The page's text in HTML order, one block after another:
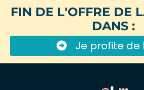
FIN DE L'OFFRE DE
DANS :
Je profite de